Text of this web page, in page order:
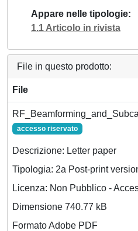
Appare nelle tipologie
1.1 Articolo in rivista
File in questo prodotto:
File
accesso riservato
Descrizione: Letter paper
Tipologia: 2a Post-print
Licenza: Non Pubblico -
Dimensione 740.77 kB
Formato Adobe PDF